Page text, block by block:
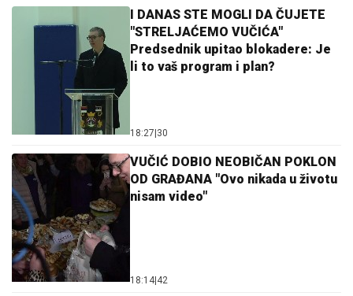
I DANAS STE MOGLI DA ČUJETE
"STRELJAĆEMO VUČIĆA"
Predsednik upitao blokadere: Je
li to vaš program i plan?
18:27|30
VUČIĆ DOBIO NEOBIČAN POKLON
OD GRAĐANA "Ovo nikada u životu
nisam video"
18:14|42